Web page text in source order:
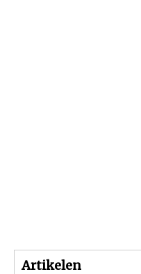
Artikelen